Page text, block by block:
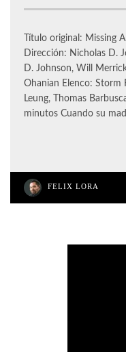
Título original: Missing
Dirección: Nicholas D.
D. Johnson, Will
Ohanian Elenco: Storm
Leung, Thomas
minutos Cuando su
FELIX LORA